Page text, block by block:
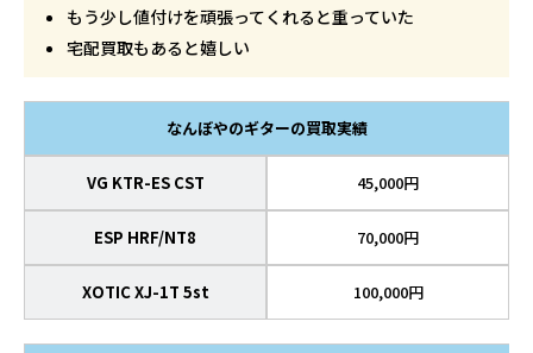
もう少し値付けを頑張ってくれると重っていた
宅配買取もあると嬉しい
なんぼやのギターの買取実績
VG KTR-ES CST 45,000円
ESP HRF/NT8 70,000円
XOTIC XJ-1T 5st 100,000円